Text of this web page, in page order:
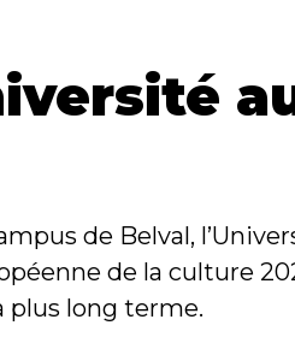
de Belval,
de la culture
plus long terme.